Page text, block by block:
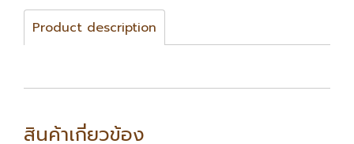
Product description
สินค้าเกี่ยวข้อง